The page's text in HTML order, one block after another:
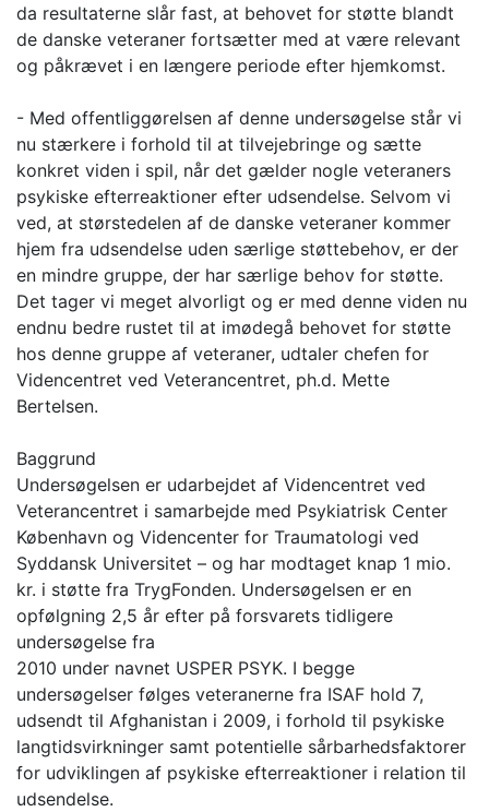
da resultaterne slår fast, at behovet for støtte blandt
de danske veteraner fortsætter med at være relevant
og påkrævet i en længere periode efter hjemkomst.
- Med offentliggørelsen af denne undersøgelse står vi
nu stærkere i forhold til at tilvejebringe og sætte
konkret viden i spil, når det gælder nogle veteraners
psykiske efterreaktioner efter udsendelse. Selvom vi
ved, at størstedelen af de danske veteraner kommer
hjem fra udsendelse uden særlige støttebehov, er der
en mindre gruppe, der har særlige behov for støtte.
Det tager vi meget alvorligt og er med denne viden nu
endnu bedre rustet til at imødegå behovet for støtte
hos denne gruppe af veteraner, udtaler chefen for
Videncentret ved Veterancentret, ph.d. Mette
Bertelsen.
Baggrund
Undersøgelsen er udarbejdet af Videncentret ved
Veterancentret i samarbejde med Psykiatrisk Center
København og Videncenter for Traumatologi ved
Syddansk Universitet – og har modtaget knap 1 mio.
kr. i støtte fra TrygFonden. Undersøgelsen er en
opfølgning 2,5 år efter på forsvarets tidligere
undersøgelse fra
2010 under navnet USPER PSYK. I begge
undersøgelser følges veteranerne fra ISAF hold 7,
udsendt til Afghanistan i 2009, i forhold til psykiske
langtidsvirkninger samt potentielle sårbarhedsfaktorer
for udviklingen af psykiske efterreaktioner i relation til
udsendelse.